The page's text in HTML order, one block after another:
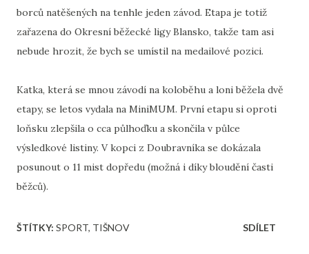
borců natěšených na tenhle jeden závod. Etapa je totiž
zařazena do Okresní běžecké ligy Blansko, takže tam asi
nebude hrozit, že bych se umístil na medailové pozici.
Katka, která se mnou závodí na koloběhu a loni běžela dvě
etapy, se letos vydala na MiniMUM. První etapu si oproti
loňsku zlepšila o cca půlhoďku a skončila v půlce
výsledkové listiny. V kopci z Doubravníka se dokázala
posunout o 11 mist dopředu (možná i díky bloudění časti
běžců).
ŠTÍTKY: SPORT TIŠNOV SDÍLET